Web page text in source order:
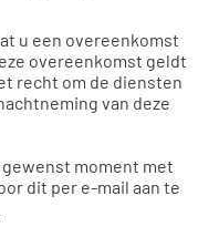
u een overeenkomst
overeenkomst geldt
recht om de diensten
van deze
moment met
dit per e-mail aan te